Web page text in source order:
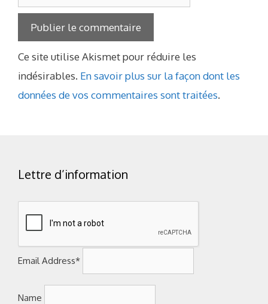
web
Ce site utilise Akismet pour réduire les
indésirables. En savoir plus sur la façon dont les
données de vos commentaires sont traitées.
Lettre d’information
Email Address*
Name